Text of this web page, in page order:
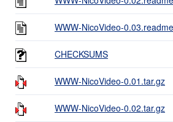
WWW-NicoVideo-0.03.readme
CHECKSUMS
WWW-NicoVideo-0.01.tar.gz
WWW-NicoVideo-0.02.tar.gz